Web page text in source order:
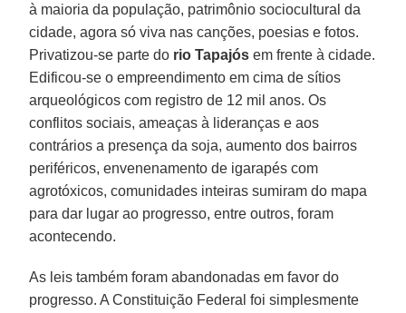
à maioria da população, patrimônio sociocultural da
cidade, agora só viva nas canções, poesias e fotos.
Privatizou-se parte do rio Tapajós em frente à cidade.
Edificou-se o empreendimento em cima de sítios
arqueológicos com registro de 12 mil anos. Os
conflitos sociais, ameaças à lideranças e aos
contrários a presença da soja, aumento dos bairros
periféricos, envenenamento de igarapés com
agrotóxicos, comunidades inteiras sumiram do mapa
para dar lugar ao progresso, entre outros, foram
acontecendo.
As leis também foram abandonadas em favor do
progresso. A Constituição Federal foi simplesmente